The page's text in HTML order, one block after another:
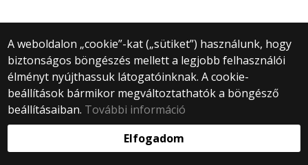
A weboldalon „cookie”-kat („sütiket”) használunk, hogy
biztonságos böngészés mellett a legjobb felhasználói
élményt nyújthassuk látogatóinknak. A cookie-
beállítások bármikor megváltoztathatók a böngésző
beállításaiban. További információ
Elfogadom